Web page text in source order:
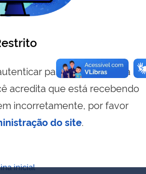
para visualizar essa
acredita que está recebendo
incorretamente, por favor
do site.
inicial